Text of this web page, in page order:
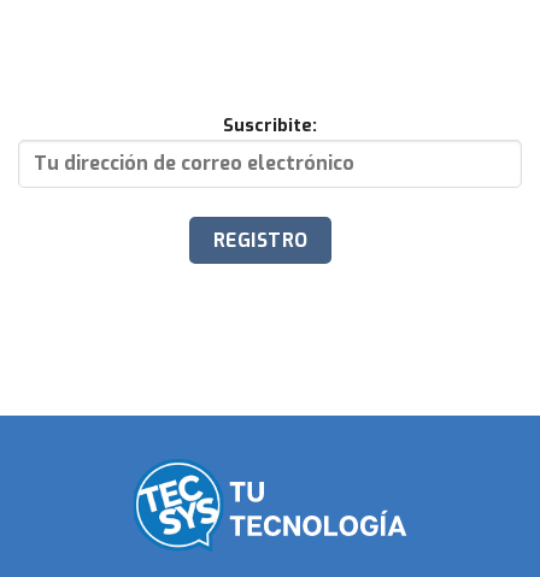
Suscribite: